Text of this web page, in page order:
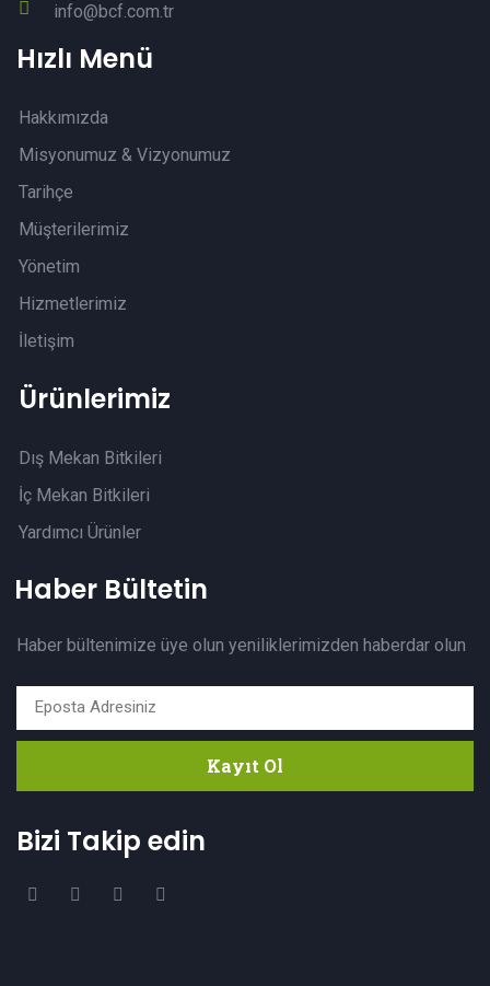
info@bcf.com.tr
Hızlı Menü
Hakkımızda
Misyonumuz & Vizyonumuz
Tarihçe
Müşterilerimiz
Yönetim
Hizmetlerimiz
İletişim
Ürünlerimiz
Dış Mekan Bitkileri
İç Mekan Bitkileri
Yardımcı Ürünler
Haber Bültetin
Haber bültenimize üye olun yeniliklerimizden haberdar olun
Kayıt Ol
Bizi Takip edin